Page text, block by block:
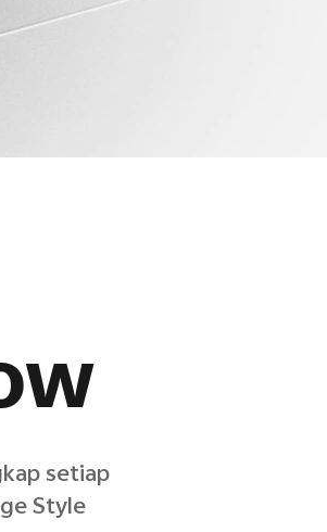
setiap
Style